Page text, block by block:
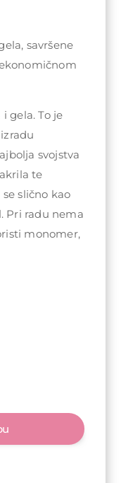
savršene
gela. To je
svojstva
te
slično kao
Pri radu nema
monomer,